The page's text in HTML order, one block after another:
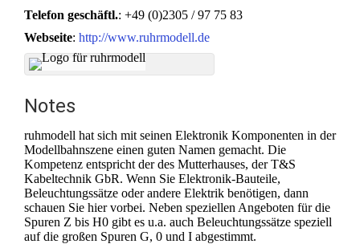
Telefon geschäftl.: +49 (0)2305 / 97 75 83
Webseite: http://www.ruhrmodell.de
Notes
ruhmodell hat sich mit seinen Elektronik Komponenten in der
Modellbahnszene einen guten Namen gemacht. Die
Kompetenz entspricht der des Mutterhauses, der T&S
Kabeltechnik GbR. Wenn Sie Elektronik-Bauteile,
Beleuchtungssätze oder andere Elektrik benötigen, dann
schauen Sie hier vorbei. Neben speziellen Angeboten für die
Spuren Z bis H0 gibt es u.a. auch Beleuchtungssätze speziell
auf die großen Spuren G, 0 und I abgestimmt.